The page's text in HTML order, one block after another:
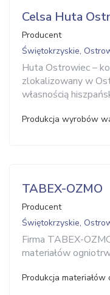
Celsa Huta
Producent
Świętokrzyskie,
Huta Ostrowiec –
zlokalizowany w
własnością
Produkcja wyrobów
TABEX-OZMO
Producent
Świętokrzyskie,
Firma TABEX-
materiałów
Produkcja materiałów